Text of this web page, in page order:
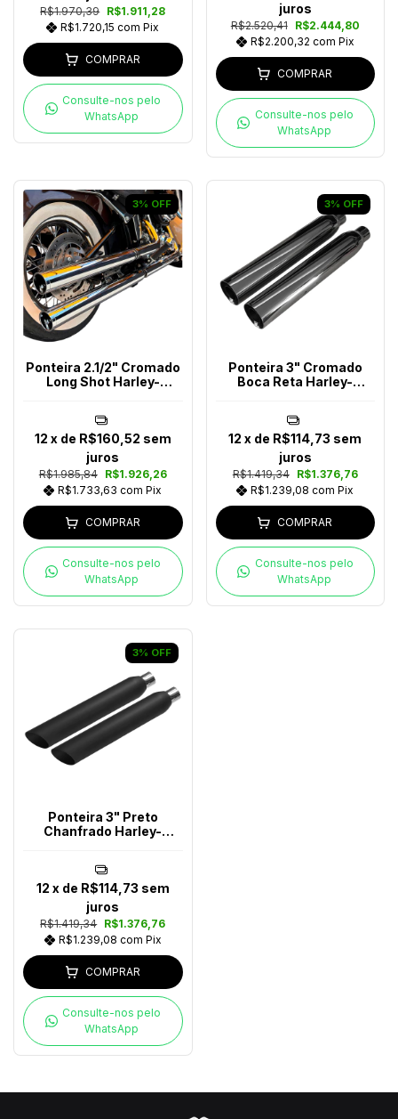
R$1.970,39 R$1.911,28
R$1.720,15com Pix
COMPRAR
Consulte-nos pelo
WhatsApp
R$2.520,41
R$2.444,80
R$2.200,32 com Pix
juros
COMPRAR
Consulte-nos pelo
WhatsApp
3% OFF
Ponteira 2.1/2" Cromado
Long Shot Harley-
R$1.985,84
R$1.926,26
R$1.733,63com Pix
12 x de R$160,52 sem
juros
COMPRAR
Consulte-nos pelo
WhatsApp
3% OFF
Ponteira 3" Cromado
Boca Reta Harley-
R$1.419,34
R$1.376,76
R$1.239,08com Pix
12 x de R$114,73 sem
juros
COMPRAR
Consulte-nos pelo
WhatsApp
3% OFF
Ponteira 3" Preto
Chanfrado Harley-
R$1.419,34 R$1.376,76
R$1.239,08 com Pix
12 x de R$114,73 sem
juros
COMPRAR
Consulte-nos pelo
WhatsApp